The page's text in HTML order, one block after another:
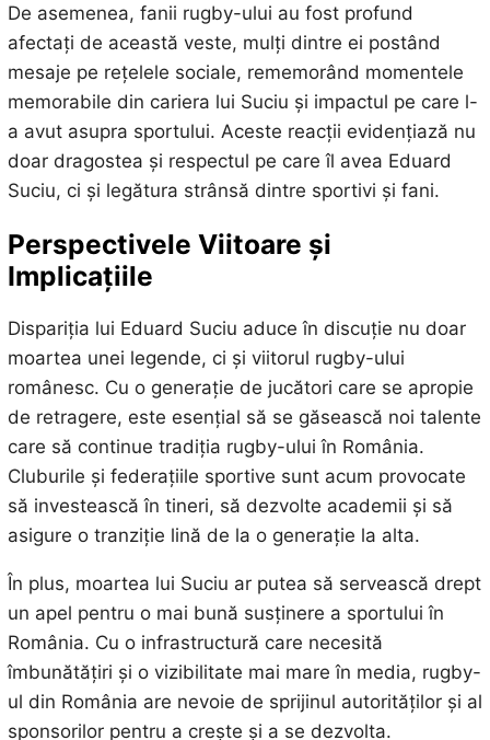
De asemenea, fanii rugby-ului au fost profund
afectați de această veste, mulți dintre ei postând
mesaje pe rețelele sociale, rememorând momentele
memorabile din cariera lui Suciu și impactul pe care l-
a avut asupra sportului. Aceste reacții evidențiază nu
doar dragostea și respectul pe care îl avea Eduard
Suciu, ci și legătura strânsă dintre sportivi și fani.
Perspectivele Viitoare și
Implicațiile
Dispariția lui Eduard Suciu aduce în discuție nu doar
moartea unei legende, ci și viitorul rugby-ului
românesc. Cu o generație de jucători care se apropie
de retragere, este esențial să se găsească noi talente
care să continue tradiția rugby-ului în România.
Cluburile și federațiile sportive sunt acum provocate
să investească în tineri, să dezvolte academii și să
asigure o tranziție lină de la o generație la alta.
În plus, moartea lui Suciu ar putea să servească drept
un apel pentru o mai bună susținere a sportului în
România. Cu o infrastructură care necesită
îmbunătățiri și o vizibilitate mai mare în media, rugby-
ul din România are nevoie de sprijinul autorităților și al
sponsorilor pentru a crește și a se dezvolta.